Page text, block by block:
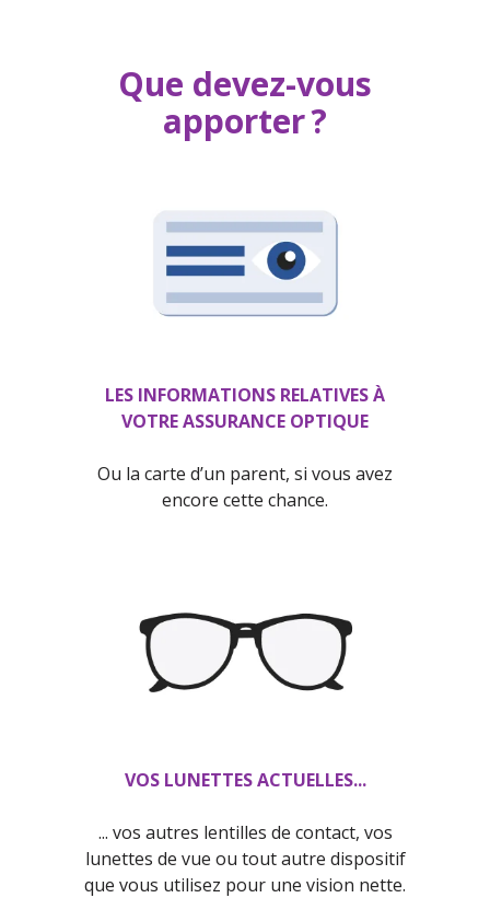
Que devez-vous
apporter ?
LES INFORMATIONS RELATIVES À
VOTRE ASSURANCE OPTIQUE
Ou la carte d’un parent, si vous avez
encore cette chance.
VOS LUNETTES ACTUELLES...
... vos autres lentilles de contact, vos
lunettes de vue ou tout autre dispositif
que vous utilisez pour une vision nette.